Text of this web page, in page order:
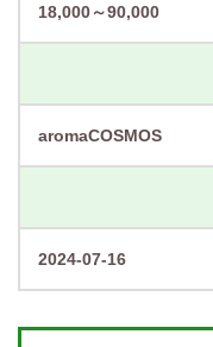
18,000～90,000
aromaCOSMOS
2024-07-16